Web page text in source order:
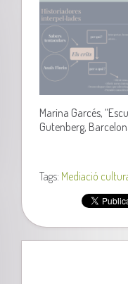
Marina Garcés,
Gutenberg,
Tags: Mediació